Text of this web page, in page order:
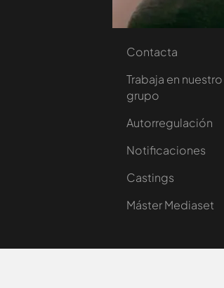
Nosotros
Contacta
Trabaja en nuestro
grupo
Autorregulación
Notificaciones
Castings
Máster Mediaset